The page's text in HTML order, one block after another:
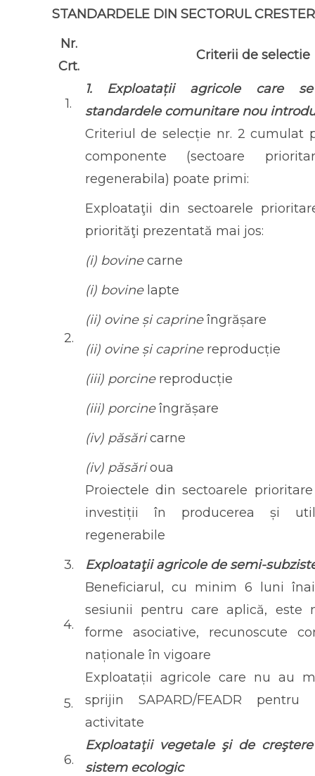
STANDARDELE DIN SECTORUL
Nr.
Crt.
Criterii de selectie
1.
1. Exploatații agricole care
standardele comunitare nou
2.
Criteriul de selecție nr. 2 cumulat
componente (sectoare
regenerabila) poate primi:
Exploataţii din sectoarele
priorităţi prezentată mai jos:
(i) bovinecarne
(i) bovinelapte
(ii) ovine și caprineîngrășare
(ii) ovine și caprinereproducție
(iii) porcinereproducție
(iii) porcineîngrășare
(iv) păsăricarne
(iv) păsărioua
Proiectele din sectoarele
investiții în producerea și
regenerabile
3.
Exploataţii agricole de semi-
4.
Beneficiarul, cu minim 6 luni
sesiunii pentru care aplică, este
forme asociative, recunoscute
naționale în vigoare
5.
Exploatații agricole care nu au
sprijin SAPARD/FEADR
activitate
6.
Exploataţii vegetale şi de
sistem ecologic